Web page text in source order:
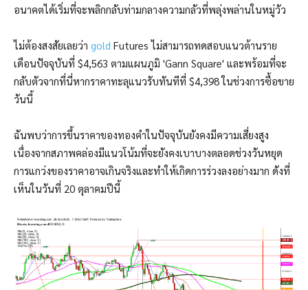
อนาคตได้เริ่มที่จะพลิกกลับท่ามกลางความกลัวที่พลุ่งพล่านในหมู่วัว
ไม่ต้องสงสัยเลยว่า gold Futures ไม่สามารถทดสอบแนวต้านราย
เดือนปัจจุบันที่ $4,563 ตามแผนภูมิ 'Gann Square' และพร้อมที่จะ
กลับตัวจากที่นี่หากราคาทะลุแนวรับทันทีที่ $4,398 ในช่วงการซื้อขาย
วันนี้
ฉันพบว่าการขึ้นราคาของทองคำในปัจจุบันยังคงมีความเสี่ยงสูง
เนื่องจากสภาพคล่องมีแนวโน้มที่จะยังคงเบาบางตลอดช่วงวันหยุด
การแกว่งของราคาอาจเกินจริงและทำให้เกิดการร่วงลงอย่างมาก ดังที่
เห็นในวันที่ 20 ตุลาคมปีนี้